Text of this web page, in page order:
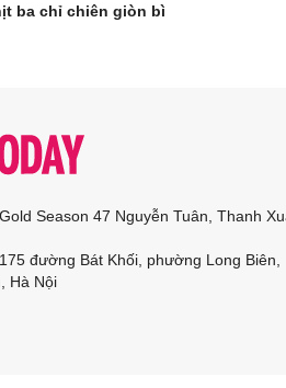
ba chỉ chiên giòn bì
Season 47 Nguyễn Tuân, Thanh
đường Bát Khối, phường Long Biên,
Hà Nội